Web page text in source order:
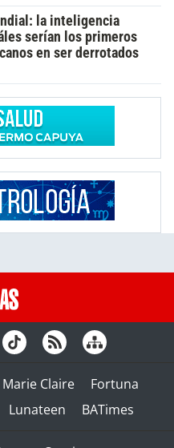
la inteligencia
serían los primeros
en ser derrotados
Marie Claire
Fortuna
Lunateen BATimes